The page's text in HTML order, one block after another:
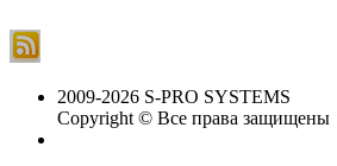
2009-2026 S-PRO SYSTEMS
Copyright © Все права защищены